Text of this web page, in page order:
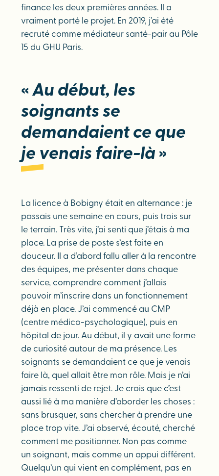
finance les deux premières années. Il a
vraiment porté le projet. En 2019, j’ai été
recruté comme médiateur santé-pair au Pôle
15 du GHU Paris.
« Au début, les
soignants se
demandaient ce que
je venais faire-là »
La licence à Bobigny était en alternance : je
passais une semaine en cours, puis trois sur
le terrain. Très vite, j’ai senti que j’étais à ma
place. La prise de poste s’est faite en
douceur. Il a d’abord fallu aller à la rencontre
des équipes, me présenter dans chaque
service, comprendre comment j’allais
pouvoir m’inscrire dans un fonctionnement
déjà en place. J’ai commencé au CMP
(centre médico-psychologique), puis en
hôpital de jour. Au début, il y avait une forme
de curiosité autour de ma présence. Les
soignants se demandaient ce que je venais
faire là, quel allait être mon rôle. Mais je n’ai
jamais ressenti de rejet. Je crois que c’est
aussi lié à ma manière d’aborder les choses :
sans brusquer, sans chercher à prendre une
place trop vite. J’ai observé, écouté, cherché
comment me positionner. Non pas comme
un soignant, mais comme un appui différent.
Quelqu’un qui vient en complément, pas en